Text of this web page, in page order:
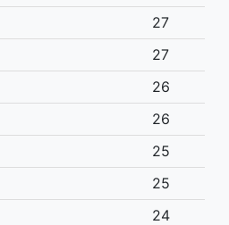
27
27
26
26
25
25
24